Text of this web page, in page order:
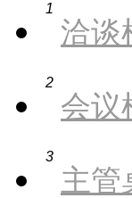
1
洽谈
2
会议
3
主管